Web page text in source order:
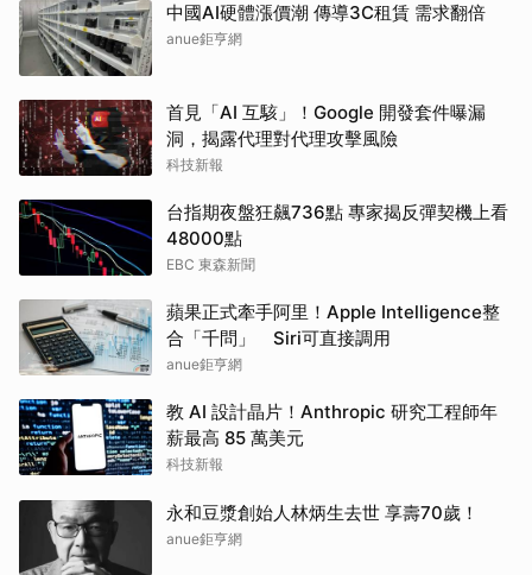
中國AI硬體漲價潮 傳導3C租賃 需求翻倍
anue鉅亨網
首見「AI 互駭」！Google 開發套件曝漏
洞，揭露代理對代理攻擊風險
科技新報
台指期夜盤狂飆736點 專家揭反彈契機上看
48000點
EBC 東森新聞
蘋果正式牽手阿里！Apple Intelligence整
合「千問」 Siri可直接調用
anue鉅亨網
教 AI 設計晶片！Anthropic 研究工程師年
薪最高 85 萬美元
科技新報
永和豆漿創始人林炳生去世 享壽70歲！
anue鉅亨網